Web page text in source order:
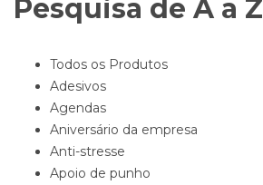
Pesquisa de A a Z
Todos os Produtos
Adesivos
Agendas
Aniversário da empresa
Anti-stresse
Apoio de punho